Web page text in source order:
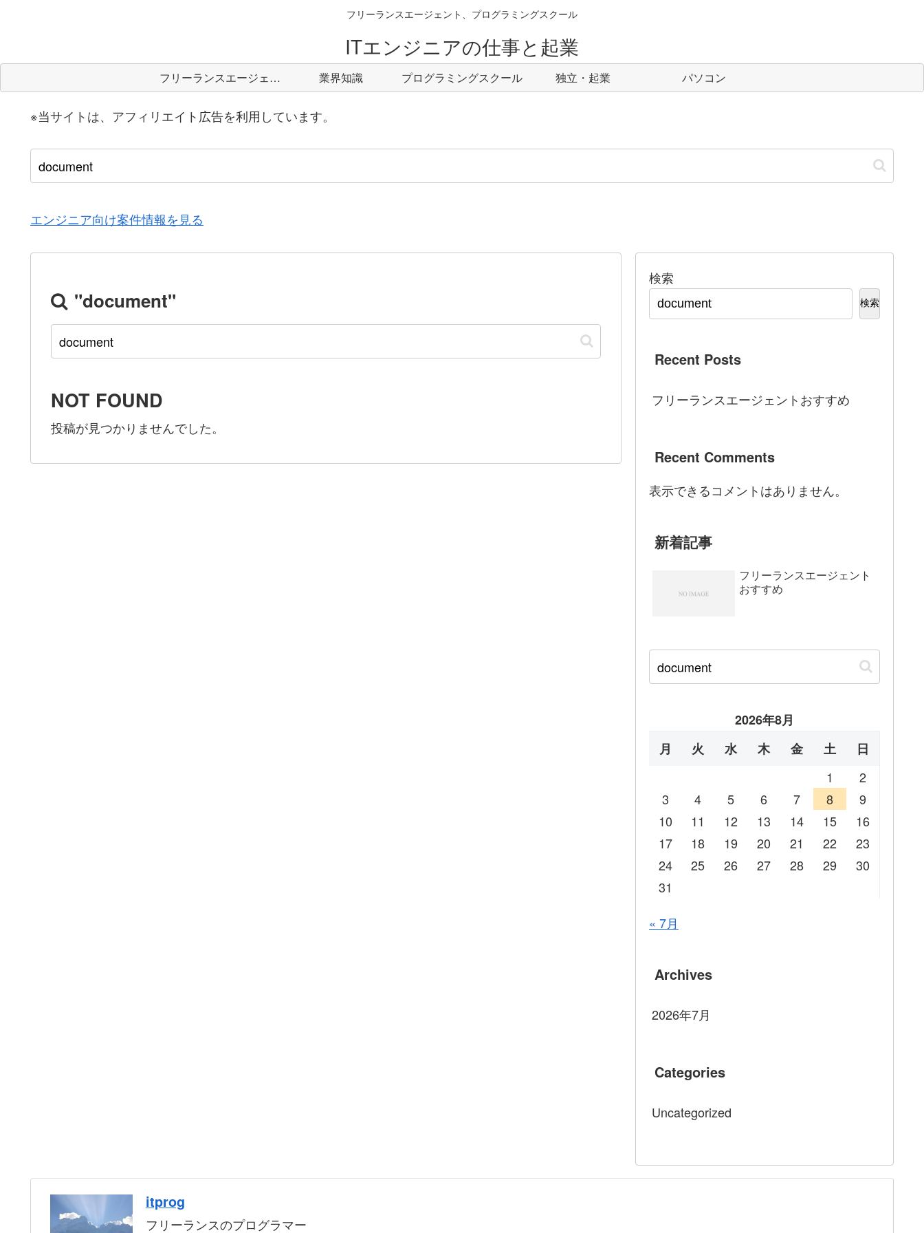
フリーランスエージェント、プログラミングスクール
ITエンジニアの仕事と起業
フリーランスエージェント 業界知識 プログラミングスクール 独立・起業 パソコン
※当サイトは、アフィリエイト広告を利用しています。
エンジニア向け案件情報を見る
"document"
NOT FOUND
投稿が見つかりませんでした。
検索
検索
Recent Posts
フリーランスエージェントおすすめ
Recent Comments
表示できるコメントはありません。
新着記事
フリーランスエージェント
おすすめ
2026年8月
月
火 水 木 金 土
日
1
2
3
4 5 6 7 8
9
10
11 12 13 14 15
16
17
18 19 20 21 22
23
24
25 26 27 28 29
30
31
« 7月
Archives
2026年7月
Categories
Uncategorized
itprog
フリーランスのプログラマー